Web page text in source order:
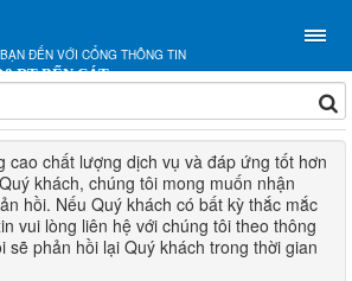
ĐẾN VỚI CỔNG THÔNG TIN
BẾN CÁT
cao chất lượng dịch vụ và đáp ứng tốt hơn
khách, chúng tôi mong muốn nhận
hồi. Nếu Quý khách có bất kỳ thắc mắc
vui lòng liên hệ với chúng tôi theo thông
sẽ phản hồi lại Quý khách trong thời gian